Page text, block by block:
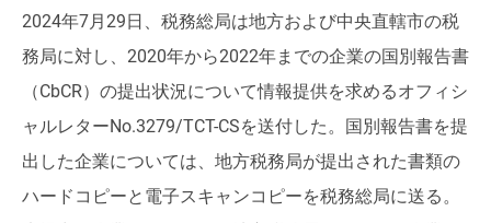
2024年7月29日、税務総局は地方および中央直轄市の税
務局に対し、2020年から2022年までの企業の国別報告書
（CbCR）の提出状況について情報提供を求めるオフィシ
ャルレターNo.3279/TCT-CSを送付した。国別報告書を提
出した企業については、地方税務局が提出された書類の
ハードコピーと電子スキャンコピーを税務総局に送る。